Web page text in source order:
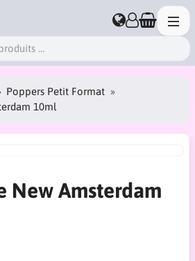
Poppers Petit Format
10ml
New Amsterdam